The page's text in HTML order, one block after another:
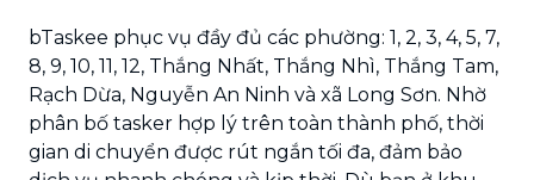
bTaskee phục vụ đầy đủ các phường: 1, 2, 3, 4, 5, 7,
8, 9, 10, 11, 12, Thắng Nhất, Thắng Nhì, Thắng Tam,
Rạch Dừa, Nguyễn An Ninh và xã Long Sơn. Nhờ
phân bố tasker hợp lý trên toàn thành phố, thời
gian di chuyển được rút ngắn tối đa, đảm bảo